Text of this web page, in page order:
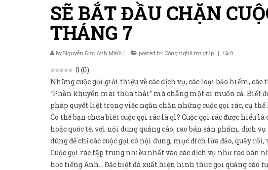
SẼ BẮT ĐẦU CHẶN
THÁNG 7
byNguyễn Đức Anh Minh | posted in: Công nghệ trợ giúp | 0
0 (0)
Những cuộc gọi giới thiệu về các dịch vụ, các loại bảo hiểm,
“Phần khuyến mãi thừa thải” mà chẳng một ai muốn cả. Biết
pháp quyết liệt trong việc ngăn chặn những cuộc gọi rác, cụ
Có thể bạn chưa biết cuộc gọi rác là gì? Cuộc gọi rác được hiểu
hoặc quốc tế, với nội dung quảng cáo, rao bán sản phẩm, dịch
dùng để chỉ các cuộc gọi có nội dung, mục đích lừa đảo, quấy
Cuộc gọi rác tập trung nhiều nhất vào các dịch vụ như rao bán
học tiếng Anh… Đặc biệt đã xuất hiện hình thức gọi quảng cáo